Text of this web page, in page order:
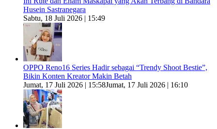
Husein Sastranegara
Sabtu, 18 Juli 2026 | 15:49
OPPO Reno16 Series Hadir sebagai “Trendy Shoot Bestie”,
Bikin Konten Kreator Makin Betah
Jumat, 17 Juli 2026 | 15:58Jumat, 17 Juli 2026 | 16:10